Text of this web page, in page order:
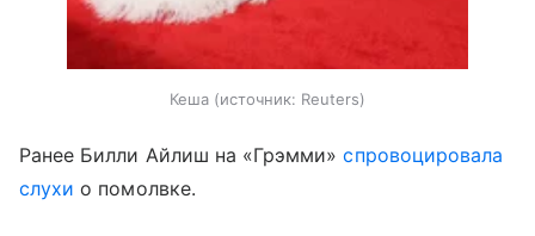
Кеша источник: Reuters
Ранее Билли Айлиш на «Грэмми»спровоцировала
слухи о помолвке.